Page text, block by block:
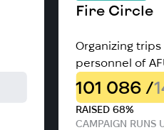
Fire Circle
Organizing
personnel of
101 086 /
RAISED 68%
CAMPAIGN RUNS